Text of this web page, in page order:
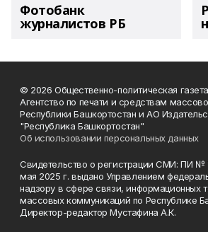
Фотобанк
журналистов РБ
© 2026 Общественно-политическая
Агентство по печати и средствам
Республики Башкортостан и АО
"Республика Башкортостан"
Об использовании персональных данных
Свидетельство о регистрации СМИ: ПИ №
мая 2025 г. выдано Управлением
надзору в сфере связи, информационных
массовых коммуникаций по Республике
Директор-редактор Мустафина А.К.